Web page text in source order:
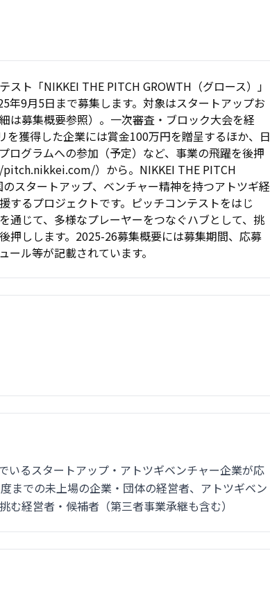
ト「NIKKEI THE PITCH GROWTH（グロース）」
年9月5日まで募集します。対象はスタートアップお
は募集概要参照）。一次審査・ブロック大会を経
を獲得した企業には賞金100万円を贈呈するほか、日
ログラムへの参加（予定）など、事業の飛躍を後押
）から。NIKKEI THE PITCH
スタートアップ、ベンチャー精神を持つアトツギ経
するプロジェクトです。ピッチコンテストをはじ
通じて、多様なプレーヤーをつなぐハブとして、挑
押しします。2025-26募集概要には募集期間、応募
ル等が記載されています。
いるスタートアップ・アトツギベンチャー企業が応
までの未上場の企業・団体の経営者、アトツギベン
経営者・候補者（第三者事業承継も含む）